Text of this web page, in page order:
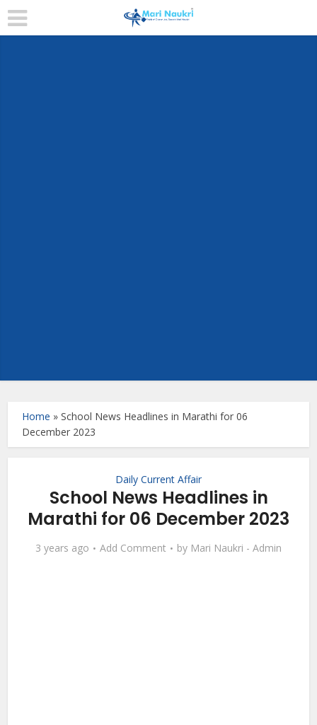
Home »School News Headlines in Marathi for 06
December 2023
Daily Current Affair
School News Headlines in
Marathi for 06 December 2023
3 years ago Add Comment by Mari Naukri - Admin